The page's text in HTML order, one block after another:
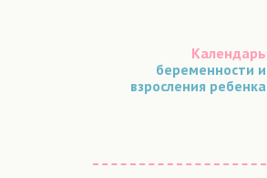
Календарь
беременности и
взросления ребенка